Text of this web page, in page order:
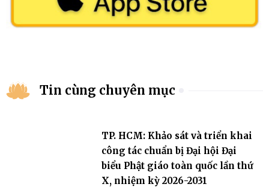
Tin cùng chuyên mục
TP. HCM: Khảo sát và triển khai
công tác chuẩn bị Đại hội Đại
biểu Phật giáo toàn quốc lần thứ
X, nhiệm kỳ 2026-2031